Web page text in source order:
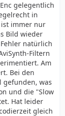
gelegentlich
in
ist immer nur
Bild wieder
natürlich
Filtern
Am
Bei den
gefunden, was
und die "Slow
Hat leider
gleich